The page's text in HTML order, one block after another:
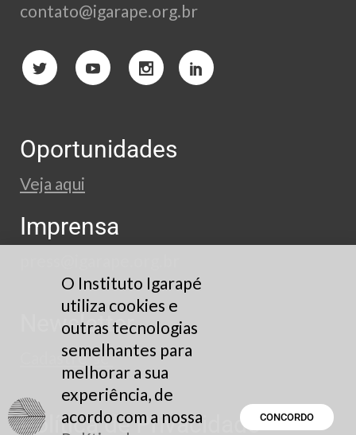
contato@igarape.org.br
Oportunidades
Veja aqui
Imprensa
Newsletter
Cadastre-se
Política de Privacidade
O Instituto Igarapé
utiliza cookies e
outras tecnologias
semelhantes para
melhorar a sua
experiência, de
acordo com a nossa
CONCORDO